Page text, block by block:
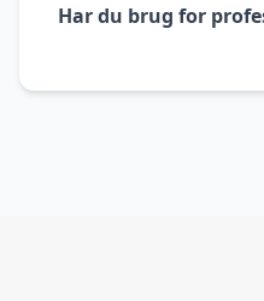
Har du brug for